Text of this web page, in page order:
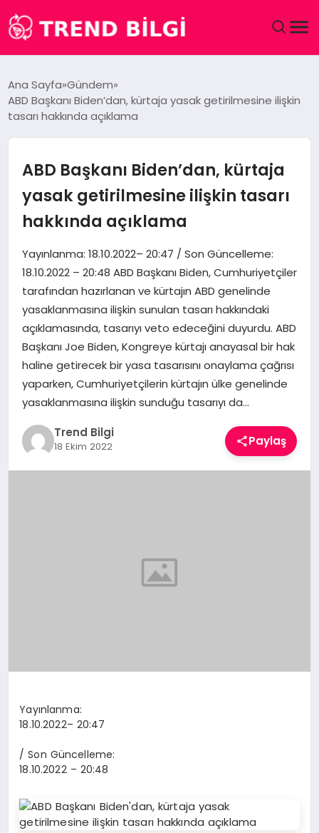
DÜNYA
MAGAZIN
SAĞLIK
SPOR
TEKNOLOJI
YAŞAM
Ana Sayfa Gündem
ABD Başkanı Biden’dan, kürtaja yasak getirilmesine ilişkin
tasarı hakkında açıklama
ABD Başkanı Biden’dan, kürtaja
yasak getirilmesine ilişkin tasarı
hakkında açıklama
Yayınlanma: 18.10.2022– 20:47 / Son Güncelleme:
18.10.2022 – 20:48 ABD Başkanı Biden, Cumhuriyetçiler
tarafından hazırlanan ve kürtajın ABD genelinde
yasaklanmasına ilişkin sunulan tasarı hakkındaki
açıklamasında, tasarıyı veto edeceğini duyurdu. ABD
Başkanı Joe Biden, Kongreye kürtajı anayasal bir hak
haline getirecek bir yasa tasarısını onaylama çağrısı
yaparken, Cumhuriyetçilerin kürtajın ülke genelinde
yasaklanmasına ilişkin sunduğu tasarıyı da…
Trend Bilgi
18 Ekim 2022 Paylaş
Yayınlanma:
18.10.2022– 20:47
/ Son Güncelleme:
18.10.2022– 20:48